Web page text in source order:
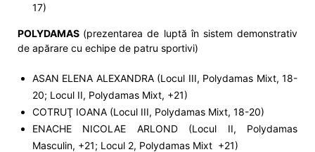
17)
POLYDAMAS (prezentarea de luptă în sistem demonstrativ
de apărare cu echipe de patru sportivi)
ASAN ELENA ALEXANDRA (Locul III, Polydamas Mixt, 18-
20; Locul II, Polydamas Mixt, +21)
COTRUŢ IOANA (Locul III, Polydamas Mixt, 18-20)
ENACHE NICOLAE ARLOND (Locul II, Polydamas
Masculin, +21; Locul 2, Polydamas Mixt +21)